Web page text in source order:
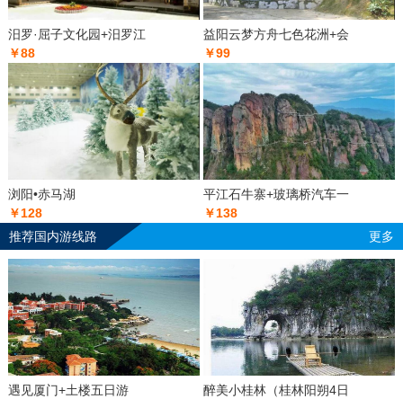
汨罗·屈子文化园+汨罗江
￥88
益阳云梦方舟七色花洲+会
￥99
浏阳•赤马湖
￥128
平江石牛寨+玻璃桥汽车一
￥138
推荐国内游线路
更多
遇见厦门+土楼五日游
醉美小桂林（桂林阳朔4日